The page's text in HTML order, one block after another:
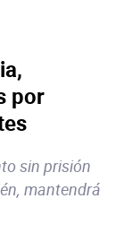
por
sin prisión
mantendrá